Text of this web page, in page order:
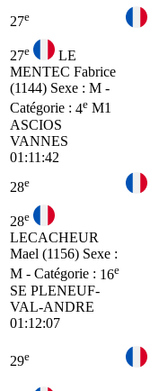
27e
27e
LE
MENTEC Fabrice
(1144) Sexe : M -
Catégorie : 4e M1
ASCIOS
VANNES
01:11:42
28e
28e
LECACHEUR
Mael (1156) Sexe :
M - Catégorie : 16e
SE PLENEUF-
VAL-ANDRE
01:12:07
29e